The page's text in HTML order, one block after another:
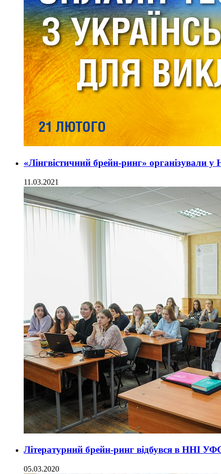
«Лінгвістичний брейн-ринг» організували
11.03.2021
Літературний брейн-ринг відбувся в ННІ
05.03.2020